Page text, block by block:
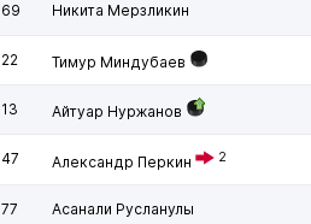
69 Никита Мерзликин
22 Тимур Миндубаев
13 Айтуар Нуржанов
47 Александр Перкин 2
77 Асанали Русланулы